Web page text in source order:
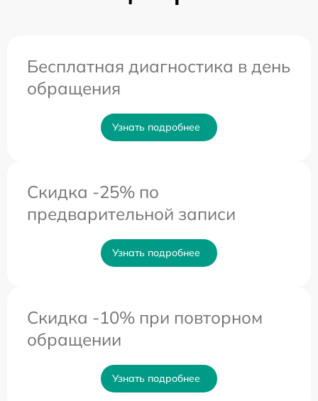
Бесплатная диагностика в день
обращения
Узнать подробнее
Скидка -25% по
предварительной записи
Узнать подробнее
Скидка -10% при повторном
обращении
Узнать подробнее